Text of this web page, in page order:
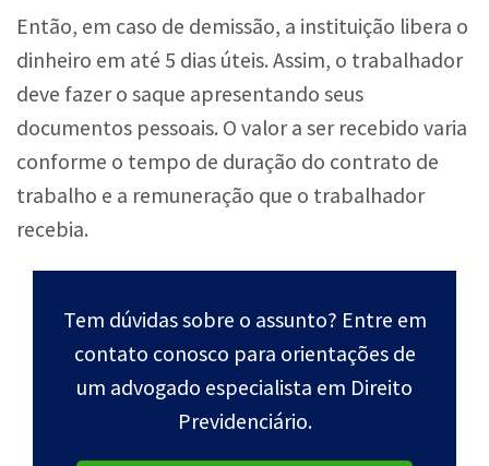
Então, em caso de demissão, a instituição libera o
dinheiro em até 5 dias úteis. Assim, o trabalhador
deve fazer o saque apresentando seus
documentos pessoais. O valor a ser recebido varia
conforme o tempo de duração do contrato de
trabalho e a remuneração que o trabalhador
recebia.
Tem dúvidas sobre o assunto? Entre em
contato conosco para orientações de
um advogado especialista em Direito
Previdenciário.